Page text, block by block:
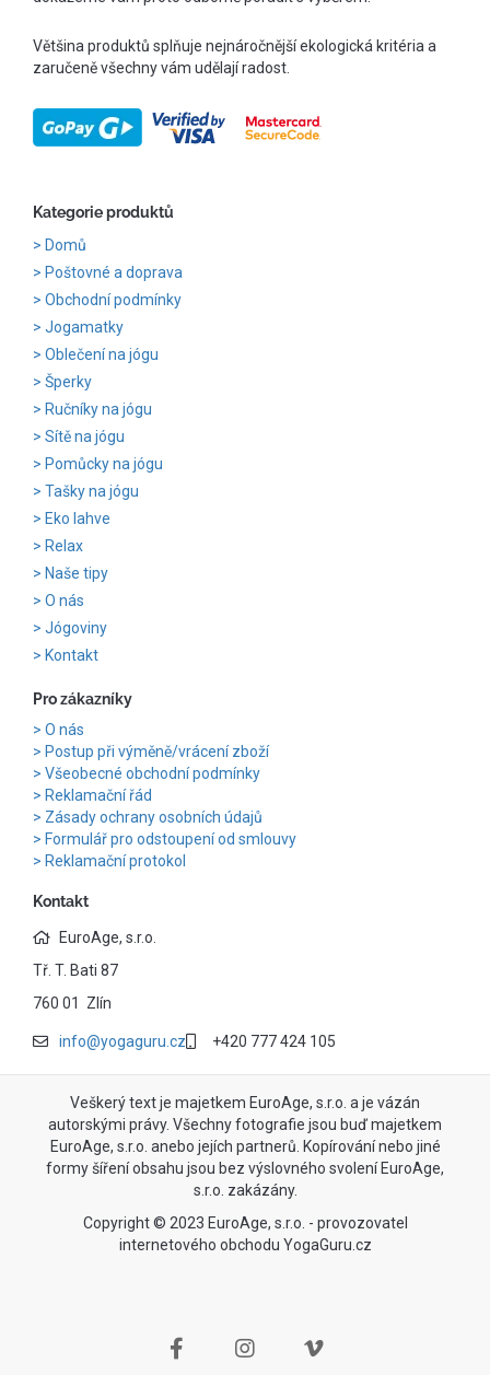
Většina produktů splňuje nejnáročnější ekologická kritéria a
zaručeně všechny vám udělají radost.
Kategorie produktů
Domů
Poštovné a doprava
Obchodní podmínky
Jogamatky
Oblečení na jógu
Šperky
Ručníky na jógu
Sítě na jógu
Pomůcky na jógu
Tašky na jógu
Eko lahve
Relax
Naše tipy
O nás
Jógoviny
Kontakt
Pro zákazníky
O nás
Postup při výměně/vrácení zboží
Všeobecné obchodní podmínky
Reklamační řád
Zásady ochrany osobních údajů
Formulář pro odstoupení od smlouvy
Reklamační protokol
Kontakt
EuroAge, s.r.o.
Tř. T. Bati 87
760 01 Zlín
info@yogaguru.cz +420 777 424 105
Veškerý text je majetkem EuroAge, s.r.o. a je vázán
autorskými právy. Všechny fotografie jsou buď majetkem
EuroAge, s.r.o. anebo jejích partnerů. Kopírování nebo jiné
formy šíření obsahu jsou bez výslovného svolení EuroAge,
s.r.o. zakázány.
Copyright © 2023 EuroAge, s.r.o. - provozovatel
internetového obchodu YogaGuru.cz